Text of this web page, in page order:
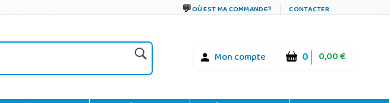
OÙ EST MA COMMANDE? CONTACTER
Mon compte 0 0,00 €